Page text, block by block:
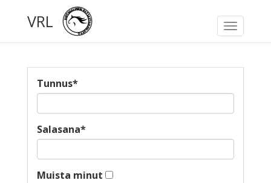
Toggle
VRL
Tunnus*
Salasana*
Muista minut